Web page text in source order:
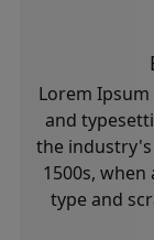
Lorem
and
the
1500s,
type and